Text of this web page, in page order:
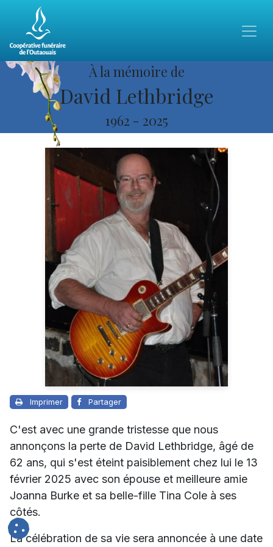
À la mémoire de
David Lethbridge
1962 - 2025
Imprimer Partager
C'est avec une grande tristesse que nous
annonçons la perte de David Lethbridge, âgé de
62 ans, qui s'est éteint paisiblement chez lui le 13
février 2025 avec son épouse et meilleure amie
Joanna Burke et sa belle-fille Tina Cole à ses
côtés.
La célébration de sa vie sera annoncée à une date